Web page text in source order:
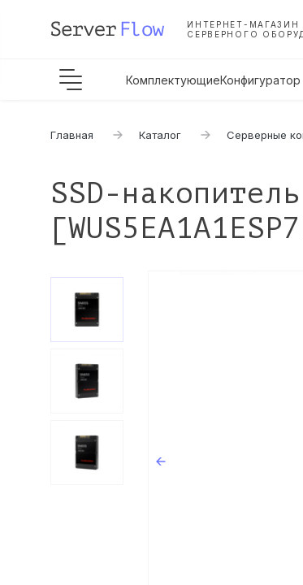
ИНТЕРНЕТ-МАГАЗИН
СЕРВЕРНОГО
Комплектующие
Главная Каталог Серверные
SSD-